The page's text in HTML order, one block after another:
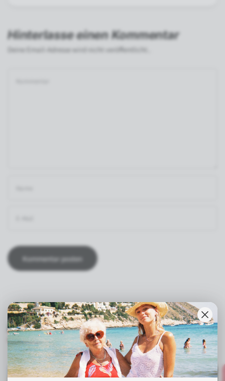
Hinterlasse einen Kommentar
Deine Email-Adresse wird nicht veröffentlicht..
Bestsellers
Kaufen Popular items